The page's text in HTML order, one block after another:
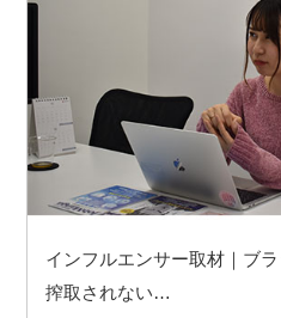
インフルエンサー取材｜ブ
搾取されない…